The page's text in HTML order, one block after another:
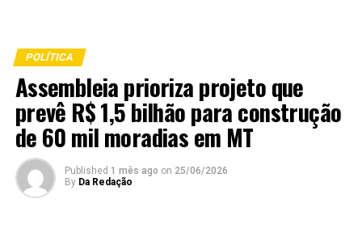
POLÍTICA
Assembleia prioriza projeto que
prevê R$ 1,5 bilhão para construção
de 60 mil moradias em MT
Published 1 mês ago on 25/06/2026
By Da Redação